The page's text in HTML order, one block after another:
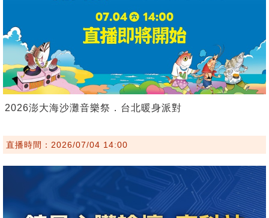
2026澎大海沙灘音樂祭．台北暖身派對
直播時間：2026/07/04 14:00